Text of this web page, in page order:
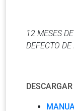
12 MESES
DEFECTO